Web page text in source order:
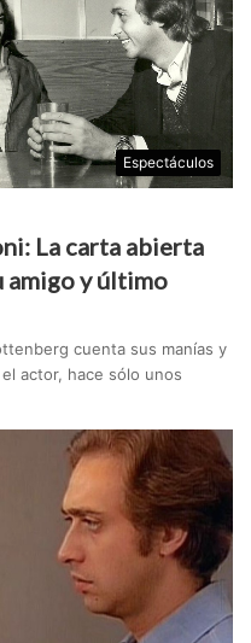
Espectáculos
La carta abierta
amigo y último
cuenta sus manías y
actor, hace sólo unos